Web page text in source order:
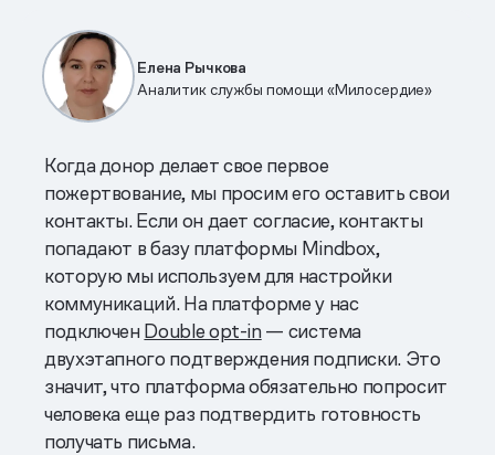
Елена Рычкова
Аналитик службы помощи «Милосердие»
Когда донор делает свое первое
пожертвование, мы просим его оставить свои
контакты. Если он дает согласие, контакты
попадают в базу платформы Mindbox,
которую мы используем для настройки
коммуникаций. На платформе у нас
подключенDouble opt-in— система
двухэтапного подтверждения подписки. Это
значит, что платформа обязательно попросит
человека еще раз подтвердить готовность
получать письма.